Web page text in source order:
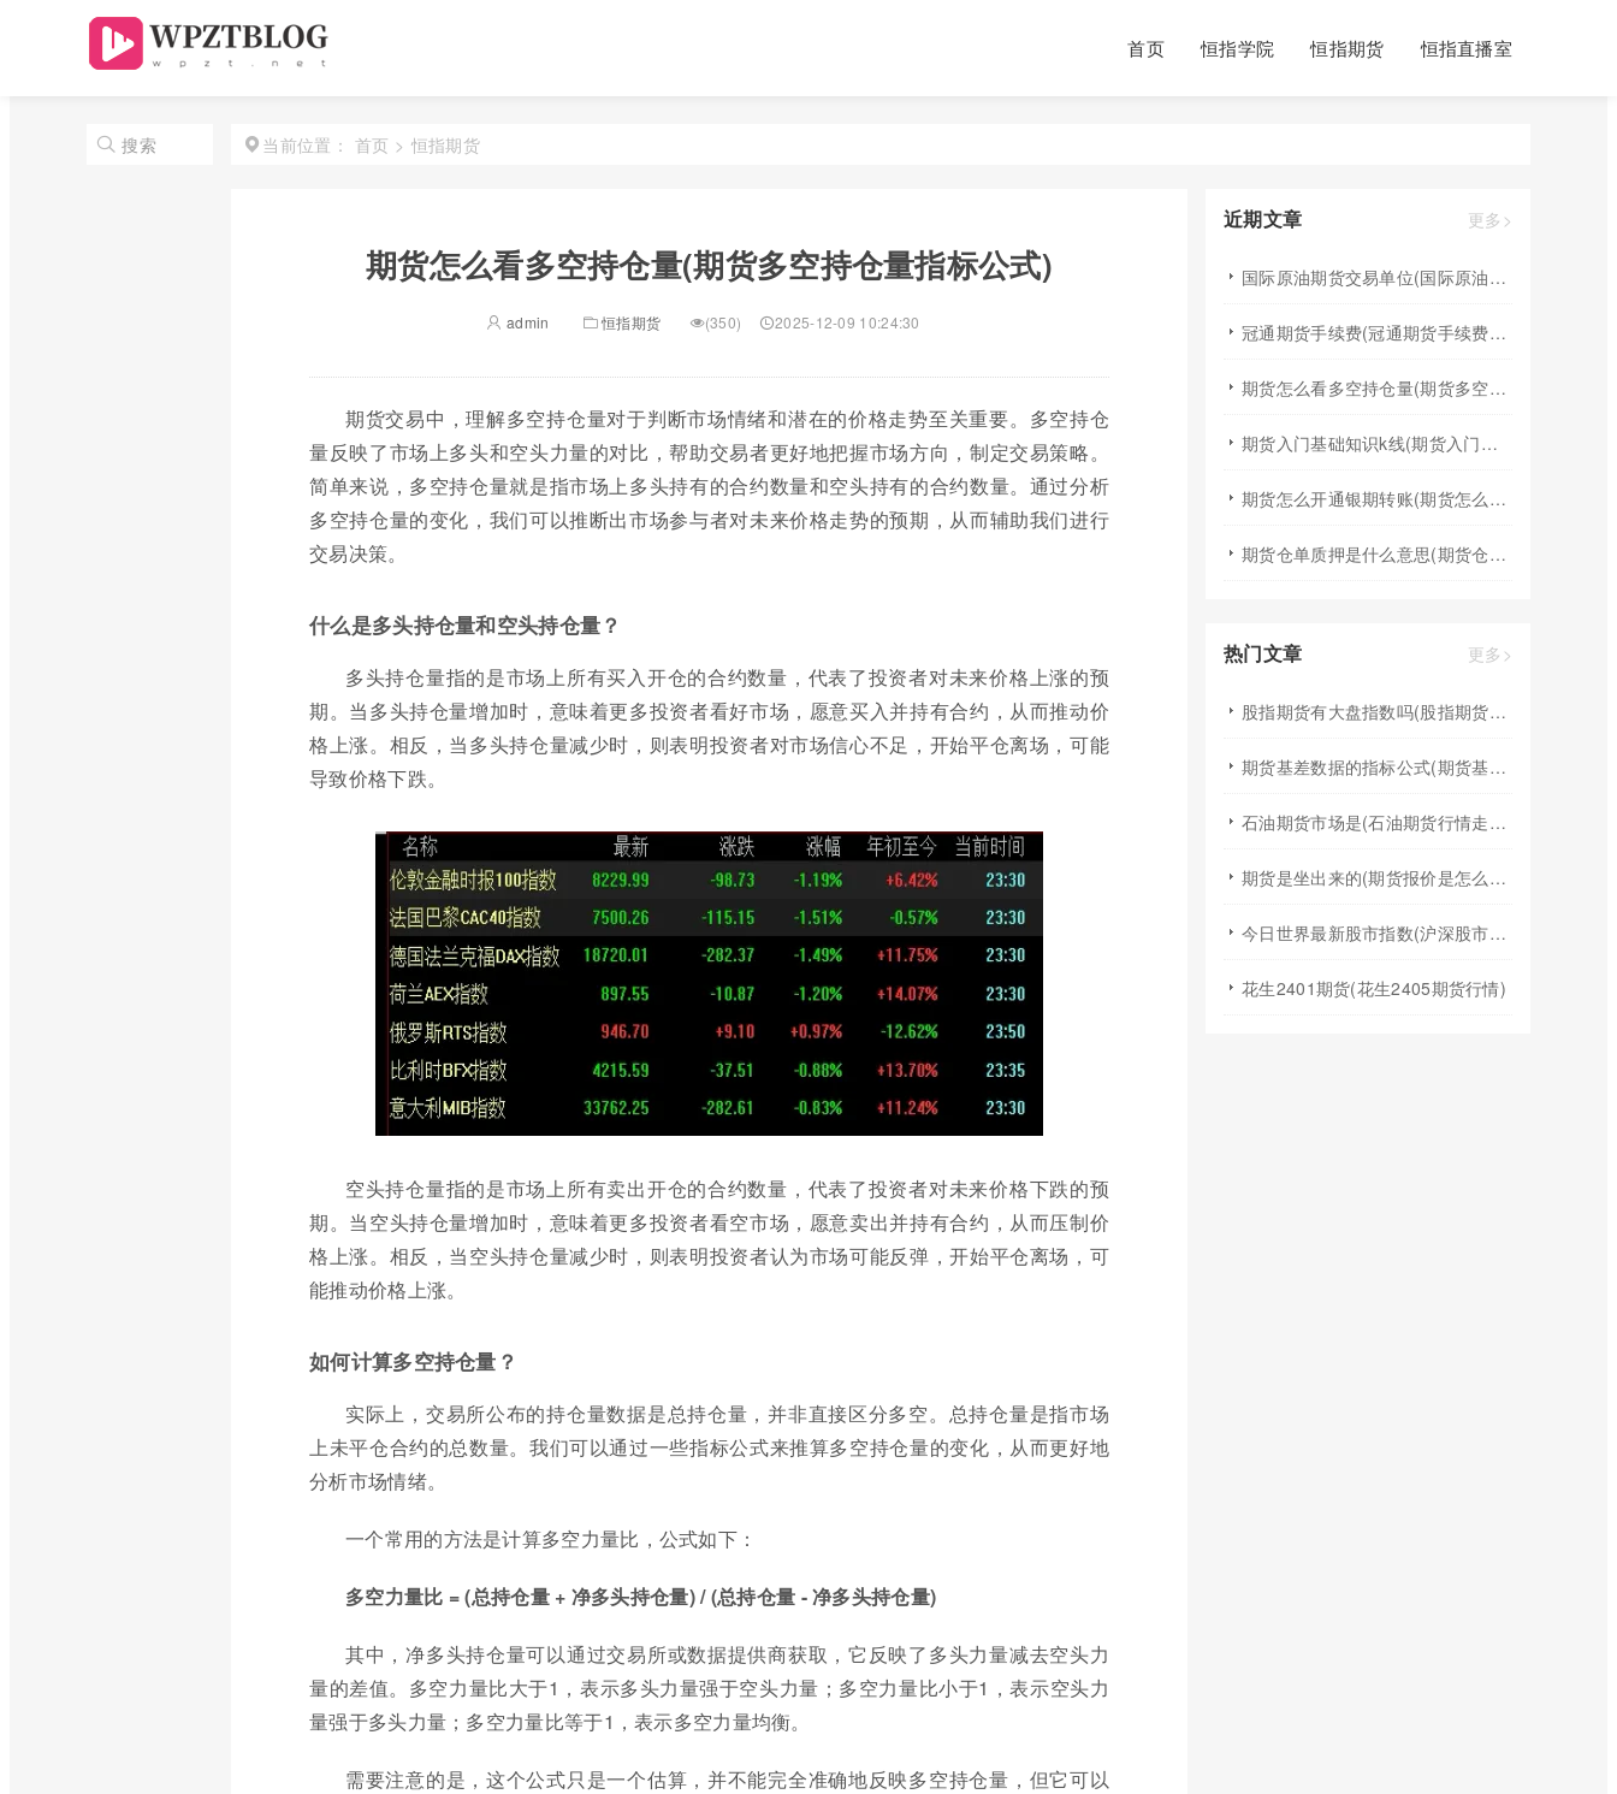
首页 恒指学院 恒指期货 恒指直播室
搜索 当前位置： 首页 > 恒指期货
期货怎么看多空持仓量(期货多空持仓量指标公式)
admin 恒指期货 (350) 2025-12-09 10:24:30
期货交易中，理解多空持仓量对于判断市场情绪和潜在的价格走势至关重要。多空持仓
量反映了市场上多头和空头力量的对比，帮助交易者更好地把握市场方向，制定交易策略。
简单来说，多空持仓量就是指市场上多头持有的合约数量和空头持有的合约数量。通过分析
多空持仓量的变化，我们可以推断出市场参与者对未来价格走势的预期，从而辅助我们进行
交易决策。
什么是多头持仓量和空头持仓量？
多头持仓量指的是市场上所有买入开仓的合约数量，代表了投资者对未来价格上涨的预
期。当多头持仓量增加时，意味着更多投资者看好市场，愿意买入并持有合约，从而推动价
格上涨。相反，当多头持仓量减少时，则表明投资者对市场信心不足，开始平仓离场，可能
导致价格下跌。
空头持仓量指的是市场上所有卖出开仓的合约数量，代表了投资者对未来价格下跌的预
期。当空头持仓量增加时，意味着更多投资者看空市场，愿意卖出并持有合约，从而压制价
格上涨。相反，当空头持仓量减少时，则表明投资者认为市场可能反弹，开始平仓离场，可
能推动价格上涨。
如何计算多空持仓量？
实际上，交易所公布的持仓量数据是总持仓量，并非直接区分多空。总持仓量是指市场
上未平仓合约的总数量。我们可以通过一些指标公式来推算多空持仓量的变化，从而更好地
分析市场情绪。
一个常用的方法是计算多空力量比，公式如下：
多空力量比 = (总持仓量 + 净多头持仓量) / (总持仓量 - 净多头持仓量)
其中，净多头持仓量可以通过交易所或数据提供商获取，它反映了多头力量减去空头力
量的差值。多空力量比大于1，表示多头力量强于空头力量；多空力量比小于1，表示空头力
量强于多头力量；多空力量比等于1，表示多空力量均衡。
需要注意的是，这个公式只是一个估算，并不能完全准确地反映多空持仓量，但它可以
近期文章 更多>
国际原油期货交易单位(国际原油期货交易单位包括)
冠通期货手续费(冠通期货手续费返还比例)
期货怎么看多空持仓量(期货多空持仓量指标公式)
期货入门基础知识k线(期货入门基础知识k线图)
期货怎么开通银期转账(期货怎么开通银期转账权限)
期货仓单质押是什么意思(期货仓单质押流程)
热门文章 更多>
股指期货有大盘指数吗(股指期货和股票指数之间的关系)
期货基差数据的指标公式(期货基差怎么看)
石油期货市场是(石油期货行情走势如何)
期货是坐出来的(期货报价是怎么出来的)
今日世界最新股市指数(沪深股市指数今日行情)
花生2401期货(花生2405期货行情)